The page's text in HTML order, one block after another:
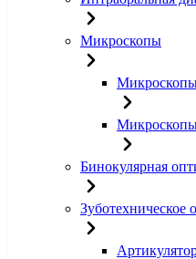
Микроскопы
Бинокулярная
Зуботехническое